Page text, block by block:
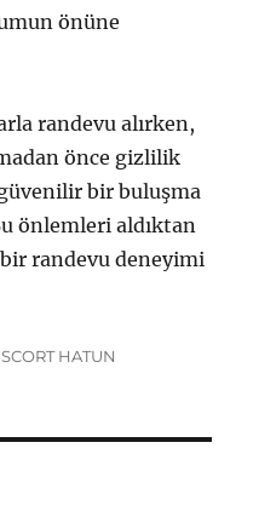
önüne
randevu alırken,
önce gizlilik
bir buluşma
önlemleri aldıktan
randevu deneyimi
HATUN